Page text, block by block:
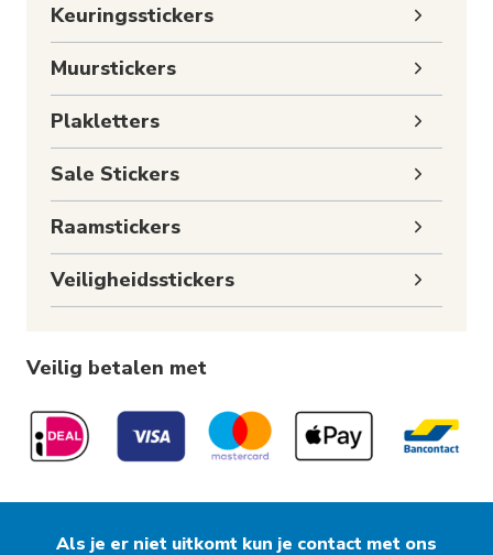
Keuringsstickers
Muurstickers
Plakletters
Sale Stickers
Raamstickers
Veiligheidsstickers
Veilig betalen met
Als je er niet uitkomt kun je contact met ons